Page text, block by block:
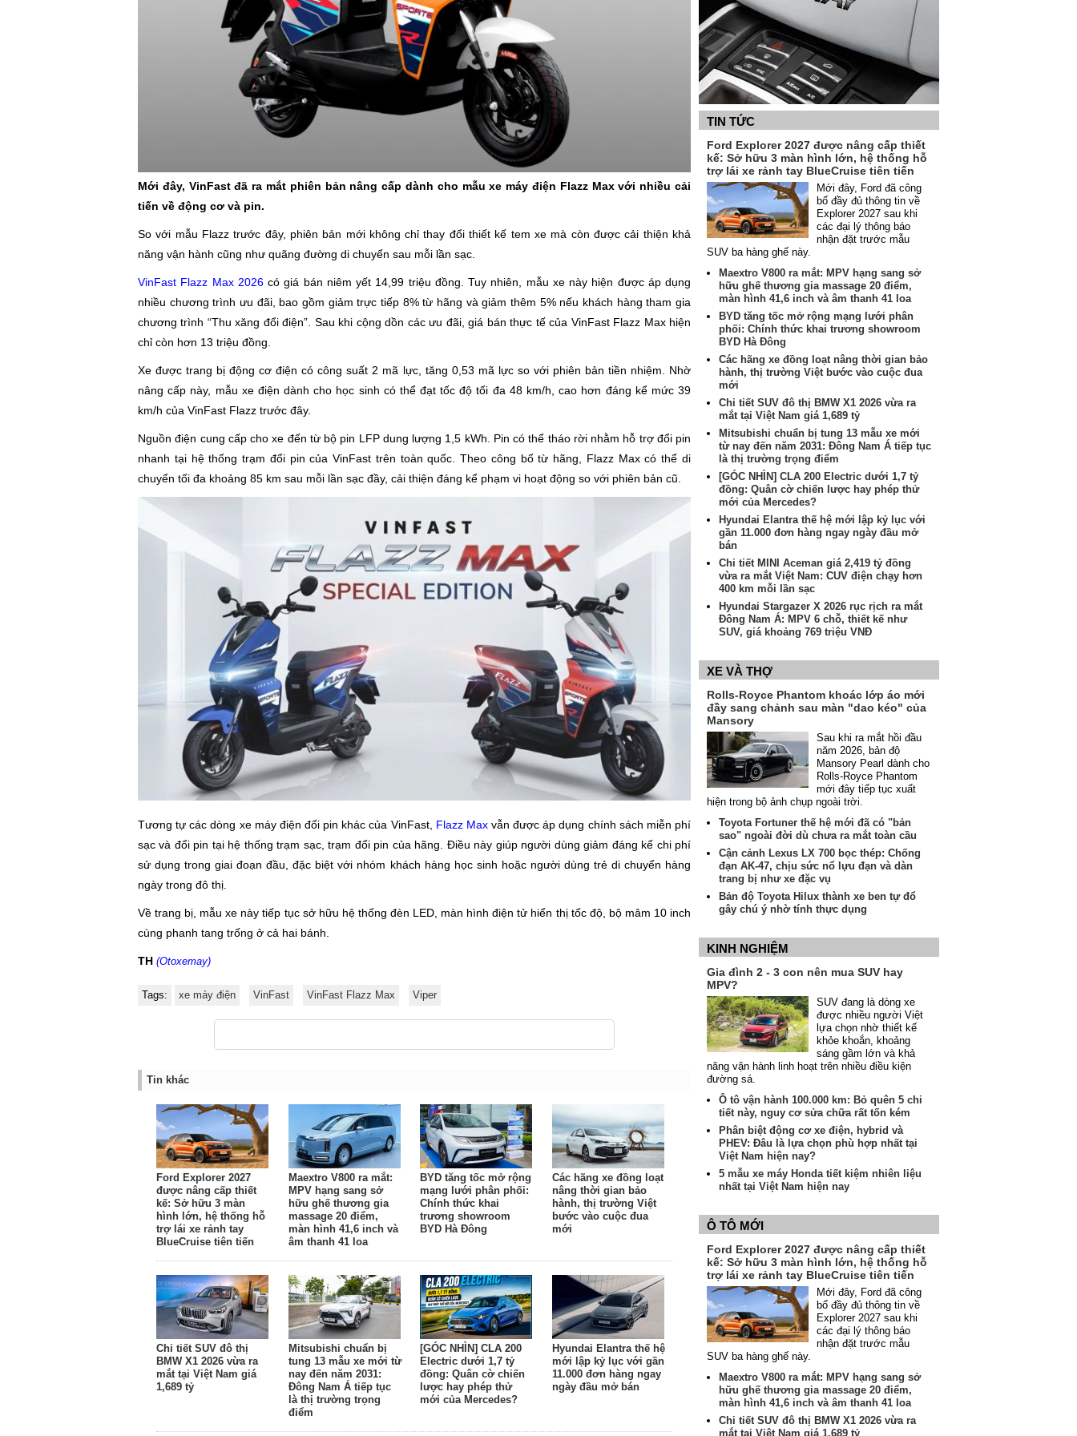
Mới đây, VinFast đã ra mắt phiên bản nâng cấp dành cho mẫu xe máy điện Flazz Max với nhiều cải
tiến về động cơ và pin.
So với mẫu Flazz trước đây, phiên bản mới không chỉ thay đổi thiết kế tem xe mà còn được cải thiện khả
năng vận hành cũng như quãng đường di chuyển sau mỗi lần sạc.
VinFast Flazz Max 2026 có giá bán niêm yết 14,99 triệu đồng. Tuy nhiên, mẫu xe này hiện được áp dụng
nhiều chương trình ưu đãi, bao gồm giảm trực tiếp 8% từ hãng và giảm thêm 5% nếu khách hàng tham gia
chương trình “Thu xăng đổi điện”. Sau khi cộng dồn các ưu đãi, giá bán thực tế của VinFast Flazz Max hiện
chỉ còn hơn 13 triệu đồng.
Xe được trang bị động cơ điện có công suất 2 mã lực, tăng 0,53 mã lực so với phiên bản tiền nhiệm. Nhờ
nâng cấp này, mẫu xe điện dành cho học sinh có thể đạt tốc độ tối đa 48 km/h, cao hơn đáng kể mức 39
km/h của VinFast Flazz trước đây.
Nguồn điện cung cấp cho xe đến từ bộ pin LFP dung lượng 1,5 kWh. Pin có thể tháo rời nhằm hỗ trợ đổi pin
nhanh tại hệ thống trạm đổi pin của VinFast trên toàn quốc. Theo công bố từ hãng, Flazz Max có thể di
chuyển tối đa khoảng 85 km sau mỗi lần sạc đầy, cải thiện đáng kể phạm vi hoạt động so với phiên bản cũ.
Tương tự các dòng xe máy điện đổi pin khác của VinFast, Flazz Maxvẫn được áp dụng chính sách miễn phí
sạc và đổi pin tại hệ thống trạm sạc, trạm đổi pin của hãng. Điều này giúp người dùng giảm đáng kể chi phí
sử dụng trong giai đoạn đầu, đặc biệt với nhóm khách hàng học sinh hoặc người dùng trẻ di chuyển hàng
ngày trong đô thị.
Về trang bị, mẫu xe này tiếp tục sở hữu hệ thống đèn LED, màn hình điện tử hiển thị tốc độ, bộ mâm 10 inch
cùng phanh tang trống ở cả hai bánh.
TH (Otoxemay)
Tags: xe máy điện VinFast VinFast Flazz Max Viper
Tin khác
Ford Explorer 2027
được nâng cấp thiết
kế: Sở hữu 3 màn
hình lớn, hệ thống hỗ
trợ lái xe rảnh tay
BlueCruise tiên tiến
Maextro V800 ra mắt:
MPV hạng sang sở
hữu ghế thương gia
massage 20 điểm,
màn hình 41,6 inch và
âm thanh 41 loa
BYD tăng tốc mở rộng
mạng lưới phân phối:
Chính thức khai
trương showroom
BYD Hà Đông
Các hãng xe đồng loạt
nâng thời gian bảo
hành, thị trường Việt
bước vào cuộc đua
mới
Chi tiết SUV đô thị
BMW X1 2026 vừa ra
mắt tại Việt Nam giá
1,689 tỷ
Mitsubishi chuẩn bị
tung 13 mẫu xe mới từ
nay đến năm 2031:
Đông Nam Á tiếp tục
là thị trường trọng
điểm
[GÓC NHÌN] CLA 200
Electric dưới 1,7 tỷ
đồng: Quân cờ chiến
lược hay phép thử
mới của Mercedes?
Hyundai Elantra thế hệ
mới lập kỷ lục với gần
11.000 đơn hàng ngay
ngày đầu mở bán
TIN TỨC
Ford Explorer 2027 được nâng cấp thiết
kế: Sở hữu 3 màn hình lớn, hệ thống hỗ
trợ lái xe rảnh tay BlueCruise tiên tiến
Mới đây, Ford đã công
bố đầy đủ thông tin về
Explorer 2027 sau khi
các đại lý thông báo
nhận đặt trước mẫu
SUV ba hàng ghế này.
Maextro V800 ra mắt: MPV hạng sang sở
hữu ghế thương gia massage 20 điểm,
màn hình 41,6 inch và âm thanh 41 loa
BYD tăng tốc mở rộng mạng lưới phân
phối: Chính thức khai trương showroom
BYD Hà Đông
Các hãng xe đồng loạt nâng thời gian bảo
hành, thị trường Việt bước vào cuộc đua
mới
Chi tiết SUV đô thị BMW X1 2026 vừa ra
mắt tại Việt Nam giá 1,689 tỷ
Mitsubishi chuẩn bị tung 13 mẫu xe mới
từ nay đến năm 2031: Đông Nam Á tiếp tục
là thị trường trọng điểm
[GÓC NHÌN] CLA 200 Electric dưới 1,7 tỷ
đồng: Quân cờ chiến lược hay phép thử
mới của Mercedes?
Hyundai Elantra thế hệ mới lập kỷ lục với
gần 11.000 đơn hàng ngay ngày đầu mở
bán
Chi tiết MINI Aceman giá 2,419 tỷ đồng
vừa ra mắt Việt Nam: CUV điện chạy hơn
400 km mỗi lần sạc
Hyundai Stargazer X 2026 rục rịch ra mắt
Đông Nam Á: MPV 6 chỗ, thiết kế như
SUV, giá khoảng 769 triệu VNĐ
XE VÀ THỢ
Rolls-Royce Phantom khoác lớp áo mới
đầy sang chảnh sau màn "dao kéo" của
Mansory
Sau khi ra mắt hồi đầu
năm 2026, bản độ
Mansory Pearl dành cho
Rolls-Royce Phantom
mới đây tiếp tục xuất
hiện trong bộ ảnh chụp ngoài trời.
Toyota Fortuner thế hệ mới đã có "bản
sao" ngoài đời dù chưa ra mắt toàn cầu
Cận cảnh Lexus LX 700 bọc thép: Chống
đạn AK-47, chịu sức nổ lựu đạn và dàn
trang bị như xe đặc vụ
Bản độ Toyota Hilux thành xe ben tự đổ
gây chú ý nhờ tính thực dụng
KINH NGHIỆM
Gia đình 2 - 3 con nên mua SUV hay
MPV?
SUV đang là dòng xe
được nhiều người Việt
lựa chọn nhờ thiết kế
khỏe khoắn, khoảng
sáng gầm lớn và khả
năng vận hành linh hoạt trên nhiều điều kiện
đường sá.
Ô tô vận hành 100.000 km: Bỏ quên 5 chi
tiết này, nguy cơ sửa chữa rất tốn kém
Phân biệt động cơ xe điện, hybrid và
PHEV: Đâu là lựa chọn phù hợp nhất tại
Việt Nam hiện nay?
5 mẫu xe máy Honda tiết kiệm nhiên liệu
nhất tại Việt Nam hiện nay
Ô TÔ MỚI
Ford Explorer 2027 được nâng cấp thiết
kế: Sở hữu 3 màn hình lớn, hệ thống hỗ
trợ lái xe rảnh tay BlueCruise tiên tiến
Mới đây, Ford đã công
bố đầy đủ thông tin về
Explorer 2027 sau khi
các đại lý thông báo
nhận đặt trước mẫu
SUV ba hàng ghế này.
Maextro V800 ra mắt: MPV hạng sang sở
hữu ghế thương gia massage 20 điểm,
màn hình 41,6 inch và âm thanh 41 loa
Chi tiết SUV đô thị BMW X1 2026 vừa ra
mắt tại Việt Nam giá 1,689 tỷ